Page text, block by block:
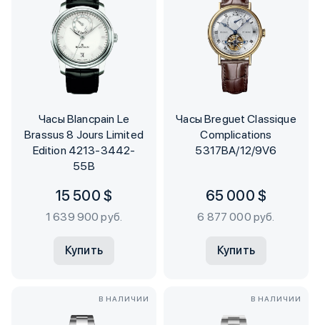
Часы Blancpain Le
Brassus 8 Jours Limited
Edition 4213-3442-
55B
15 500 $
1 639 900 руб.
Купить
Часы Breguet Classique
Complications
5317BA/12/9V6
65 000 $
6 877 000 руб.
Купить
В НАЛИЧИИ В НАЛИЧИИ